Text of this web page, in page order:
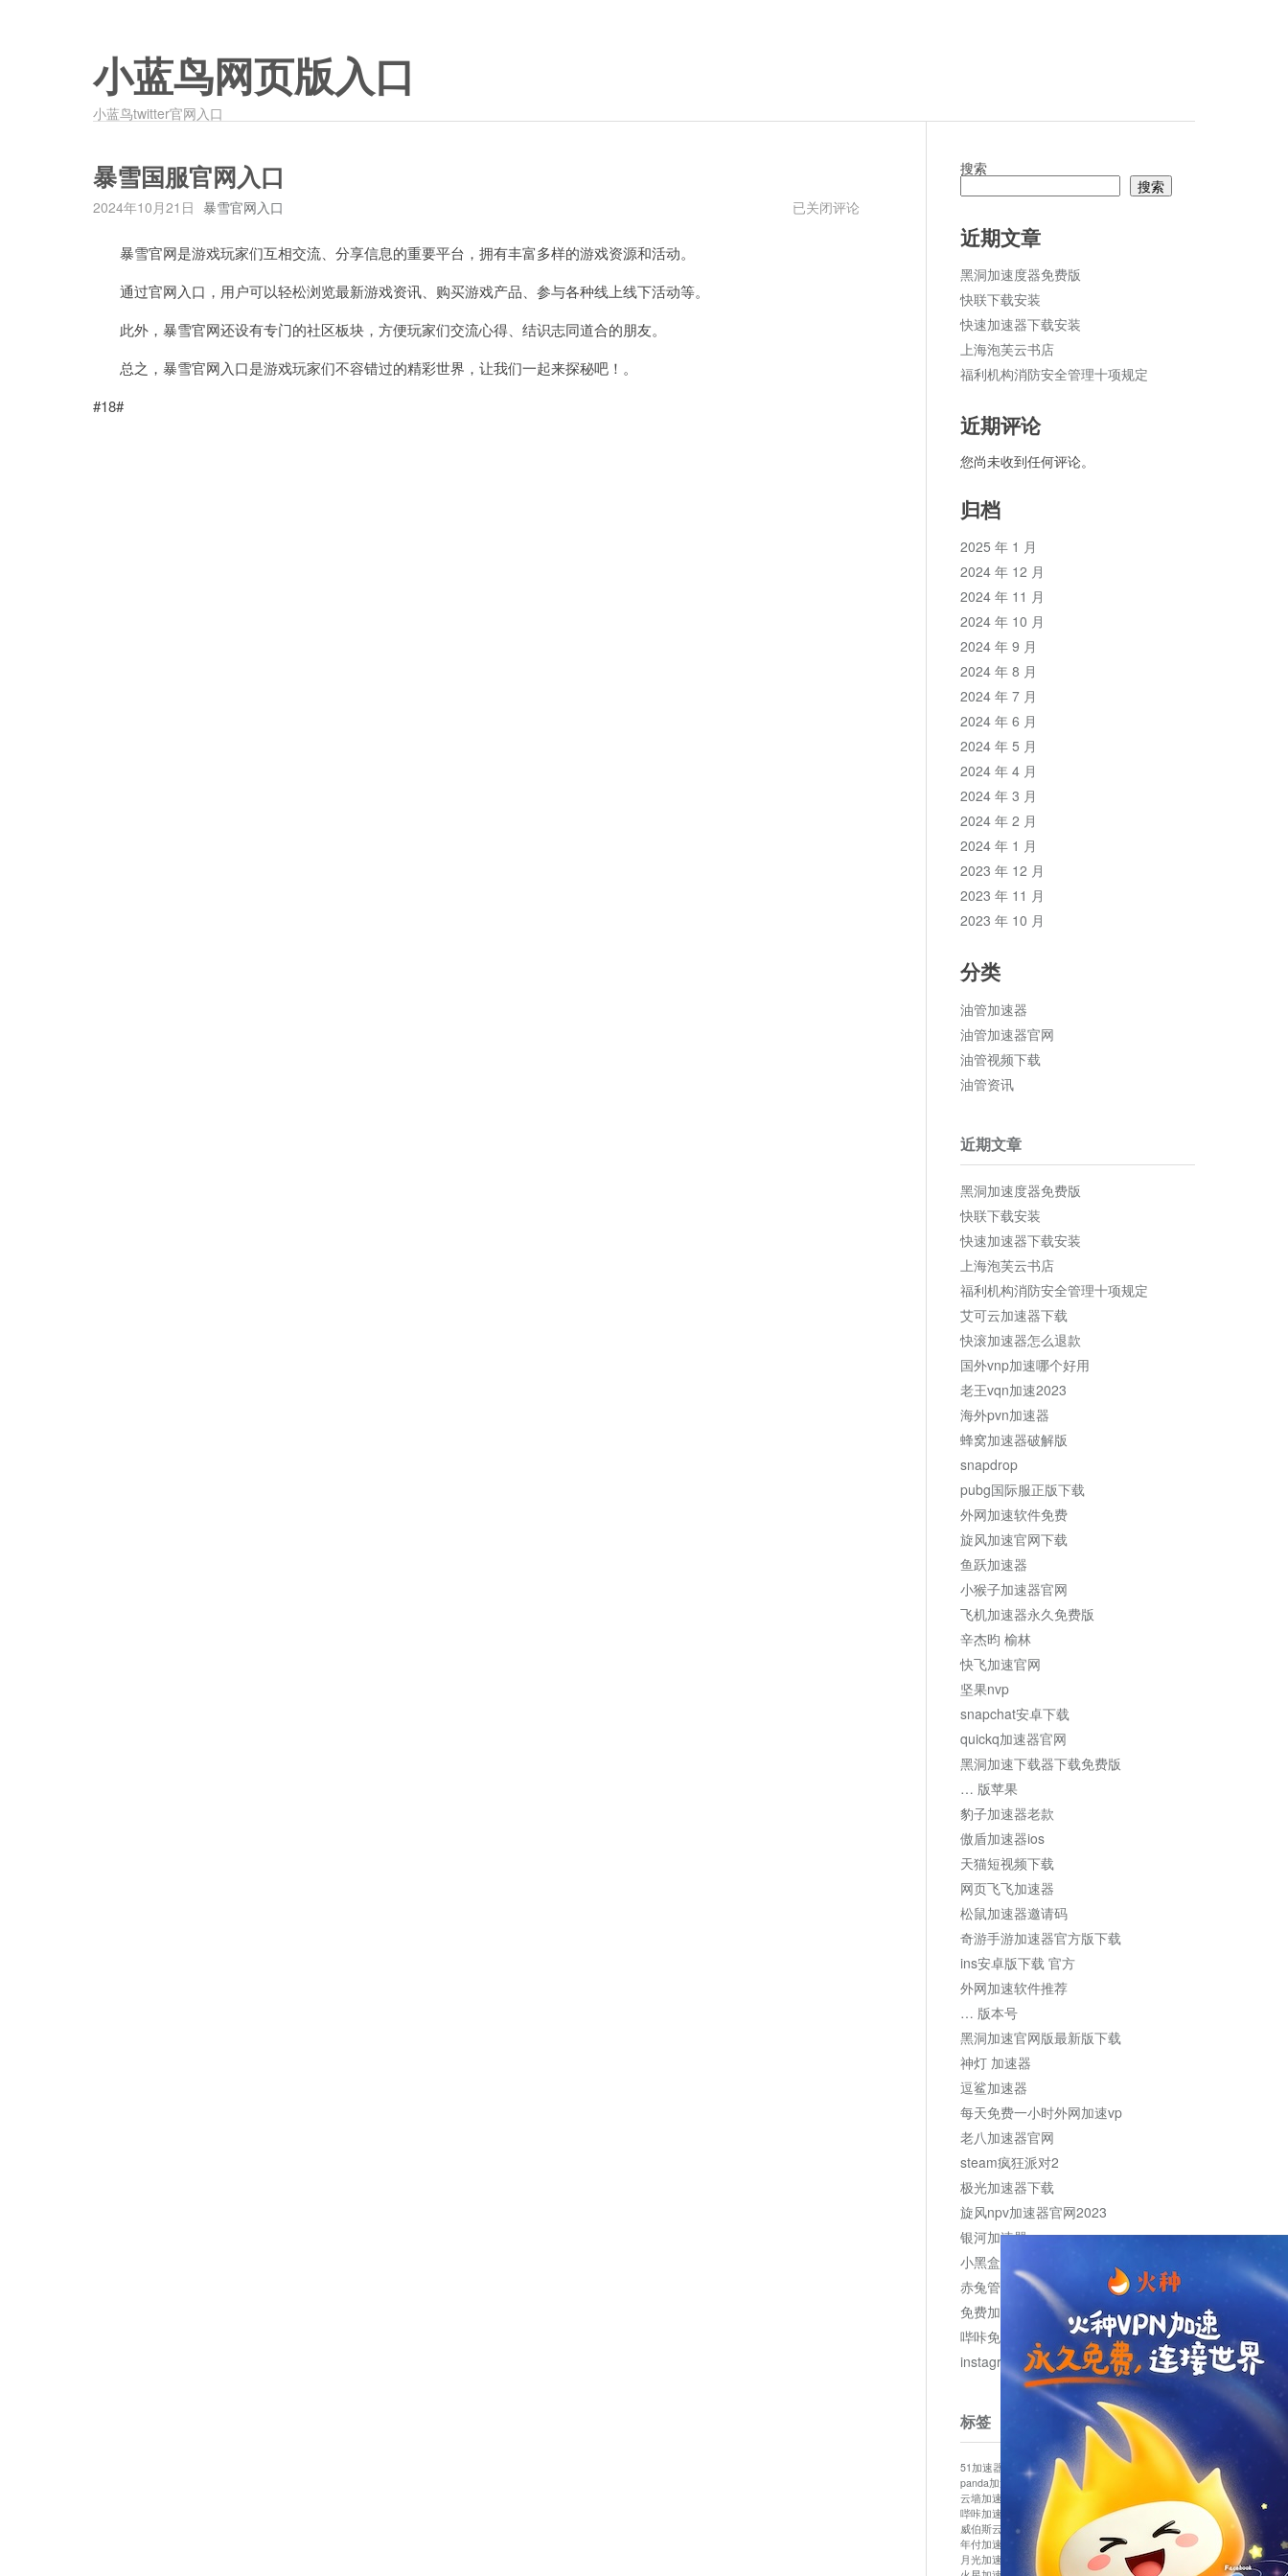
小蓝鸟网页版入口
小蓝鸟twitter官网入口
暴雪国服官网入口
2024年10月21日 暴雪官网入口
暴
已关闭评论
暴雪官网是游戏玩家们互相交流、分享信息的重要平台，拥有丰富多样的游戏资源和活动。
通过官网入口，用户可以轻松浏览最新游戏资讯、购买游戏产品、参与各种线上线下活动等。
此外，暴雪官网还设有专门的社区板块，方便玩家们交流心得、结识志同道合的朋友。
总之，暴雪官网入口是游戏玩家们不容错过的精彩世界，让我们一起来探秘吧！。
#18#
搜索
搜索
近期文章
黑洞加速度器免费版
快联下载安装
快速加速器下载安装
上海泡芙云书店
福利机构消防安全管理十项规定
近期评论
您尚未收到任何评论。
归档
2025 年 1 月
2024 年 12 月
2024 年 11 月
2024 年 10 月
2024 年 9 月
2024 年 8 月
2024 年 7 月
2024 年 6 月
2024 年 5 月
2024 年 4 月
2024 年 3 月
2024 年 2 月
2024 年 1 月
2023 年 12 月
2023 年 11 月
2023 年 10 月
分类
油管加速器
油管加速器官网
油管视频下载
油管资讯
近期文章
黑洞加速度器免费版
快联下载安装
快速加速器下载安装
上海泡芙云书店
福利机构消防安全管理十项规定
艾可云加速器下载
快滚加速器怎么退款
国外vnp加速哪个好用
老王vqn加速2023
海外pvn加速器
蜂窝加速器破解版
snapdrop
pubg国际服正版下载
外网加速软件免费
旋风加速官网下载
鱼跃加速器
小猴子加速器官网
飞机加速器永久免费版
辛杰昀 榆林
快飞加速官网
坚果nvp
snapchat安卓下载
quickq加速器官网
黑洞加速下载器下载免费版
… 版苹果
豹子加速器老款
傲盾加速器ios
天猫短视频下载
网页飞飞加速器
松鼠加速器邀请码
奇游手游加速器官方版下载
ins安卓版下载 官方
外网加速软件推荐
… 版本号
黑洞加速官网版最新版下载
神灯 加速器
逗鲨加速器
每天免费一小时外网加速vp
老八加速器官网
steam疯狂派对2
极光加速器下载
旋风npv加速器官网2023
银河加速器
小黑盒加速器加速
赤兔管理平台
免费加速器
哔咔免费加速服务器
instagram网页版登录入口
标签
51加速器 bitznet hidecat i7加速器
kuai500
panda加速器
snap加速器 vp加速器
中信加速器
云墙加速器
云速加速器
哔咔加速器
哔咔哔咔加速器 喵云 回锅肉加速器
威伯斯云
小明加速器 小蓝鸟加速器
布谷vp加速器
年付加速器
心阶云 快连 怎么上外网
易飞加速器
月光加速器
机场加速器 松果云 梯子加速器